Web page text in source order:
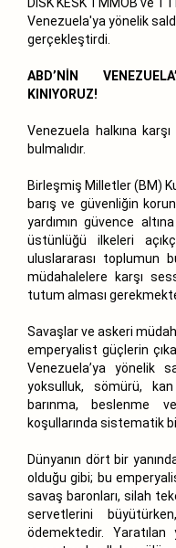
Venezuela'ya yönelik
gerçekleştirdi.
ABD’NİN
KINIYORUZ!
Venezuela halkına
bulmalıdır.
Birleşmiş Milletler (BM)
barış ve güvenliğin
yardımın güvence
üstünlüğü ilkeleri
uluslararası toplumun
müdahalelere karşı
tutum alması
Savaşlar ve askeri
emperyalist güçlerin
Venezuela’ya yönelik
yoksulluk, sömürü,
barınma, beslenme
koşullarında sistematik
Dünyanın dört bir
olduğu gibi; bu
savaş baronları, silah
servetlerini
ödemektedir.